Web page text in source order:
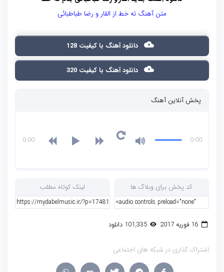
متن آهنگ ته خط از القار و رضا طباطبائی
دانلود آهنگ با کیفیت 128
دانلود آهنگ با کیفیت 320
پخش آنلاین آهنگ
0:00
0:00
کد پخش برای وبلاگ ها لینک کوتاه مطلب
16 فوریه 2017 101,335 دانلود
اشتراک گذاری در شبکه های اجتماعی